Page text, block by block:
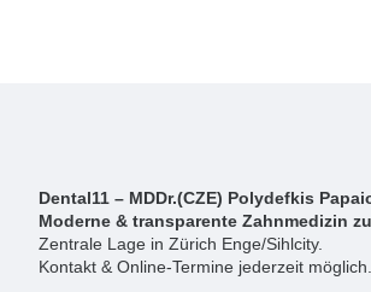
Dental11 – MDDr.(CZE) Polydefkis
Moderne & transparente Zahnmedizin
Zentrale Lage in Zürich Enge/Sihlcity.
Kontakt & Online-Termine jederzeit möglich.